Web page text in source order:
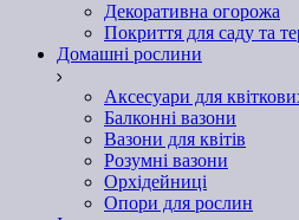
Декоративна огорожа
Покриття для саду та
Домашні рослини
Аксесуари для
Балконні вазони
Вазони для квітів
Розумні вазони
Орхідейниці
Опори для рослин